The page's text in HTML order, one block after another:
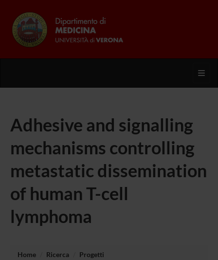
Adhesive and signalling
mechanisms controlling
metastatic dissemination
of human T-cell
lymphoma
Home Ricerca
Progetti